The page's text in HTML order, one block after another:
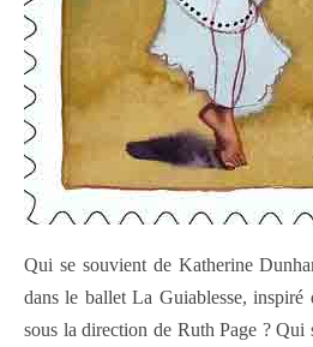
Qui se souvient de Katherine
dans le ballet La Guiablesse,
sous la direction de Ruth Page ? Qui